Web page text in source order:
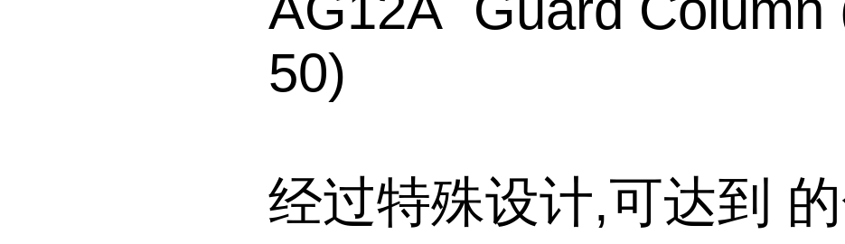
50)
经过特殊设计,可达到